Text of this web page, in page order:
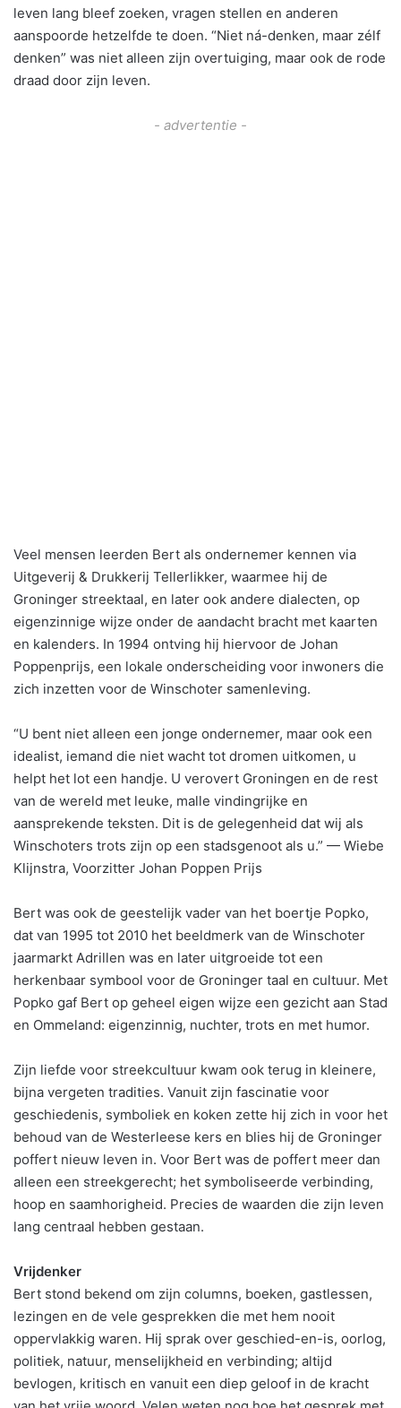
leven lang bleef zoeken, vragen stellen en anderen
aanspoorde hetzelfde te doen. “Niet ná-denken, maar zélf
denken” was niet alleen zijn overtuiging, maar ook de rode
draad door zijn leven.
- advertentie -
Veel mensen leerden Bert als ondernemer kennen via
Uitgeverij & Drukkerij Tellerlikker, waarmee hij de
Groninger streektaal, en later ook andere dialecten, op
eigenzinnige wijze onder de aandacht bracht met kaarten
en kalenders. In 1994 ontving hij hiervoor de Johan
Poppenprijs, een lokale onderscheiding voor inwoners die
zich inzetten voor de Winschoter samenleving.
“U bent niet alleen een jonge ondernemer, maar ook een
idealist, iemand die niet wacht tot dromen uitkomen, u
helpt het lot een handje. U verovert Groningen en de rest
van de wereld met leuke, malle vindingrijke en
aansprekende teksten. Dit is de gelegenheid dat wij als
Winschoters trots zijn op een stadsgenoot als u.” — Wiebe
Klijnstra, Voorzitter Johan Poppen Prijs
Bert was ook de geestelijk vader van het boertje Popko,
dat van 1995 tot 2010 het beeldmerk van de Winschoter
jaarmarkt Adrillen was en later uitgroeide tot een
herkenbaar symbool voor de Groninger taal en cultuur. Met
Popko gaf Bert op geheel eigen wijze een gezicht aan Stad
en Ommeland: eigenzinnig, nuchter, trots en met humor.
Zijn liefde voor streekcultuur kwam ook terug in kleinere,
bijna vergeten tradities. Vanuit zijn fascinatie voor
geschiedenis, symboliek en koken zette hij zich in voor het
behoud van de Westerleese kers en blies hij de Groninger
poffert nieuw leven in. Voor Bert was de poffert meer dan
alleen een streekgerecht; het symboliseerde verbinding,
hoop en saamhorigheid. Precies de waarden die zijn leven
lang centraal hebben gestaan.
Vrijdenker
Bert stond bekend om zijn columns, boeken, gastlessen,
lezingen en de vele gesprekken die met hem nooit
oppervlakkig waren. Hij sprak over geschied-en-is, oorlog,
politiek, natuur, menselijkheid en verbinding; altijd
bevlogen, kritisch en vanuit een diep geloof in de kracht